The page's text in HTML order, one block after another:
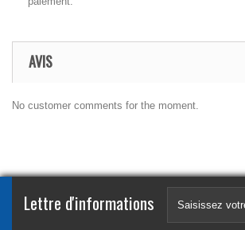
AVIS
No customer comments for the moment.
Lettre d'informations